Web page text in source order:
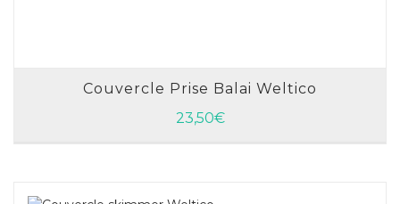
Couvercle Prise Balai Weltico
23,50€
AJOUTER AU PANIER